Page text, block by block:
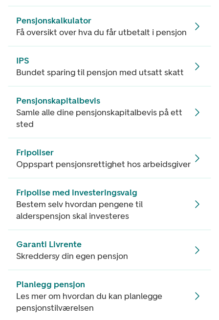
Pensjonskalkulator
Få oversikt over hva du får utbetalt i pensjon
IPS
Bundet sparing til pensjon med utsatt skatt
Pensjonskapitalbevis
Samle alle dine pensjonskapitalbevis på ett
sted
Fripoliser
Oppspart pensjonsrettighet hos arbeidsgiver
Fripolise med investeringsvalg
Bestem selv hvordan pengene til
alderspensjon skal investeres
Garanti Livrente
Skreddersy din egen pensjon
Planlegg pensjon
Les mer om hvordan du kan planlegge
pensjonstilværelsen